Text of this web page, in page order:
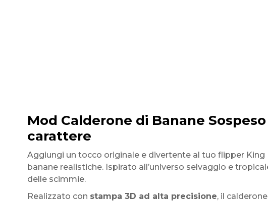
Mod Calderone di Banane
carattere
Aggiungi un tocco originale e divertente al tuo flipper King
banane realistiche. Ispirato all’universo selvaggio e
delle scimmie.
Realizzato con stampa 3D ad alta precisione, il